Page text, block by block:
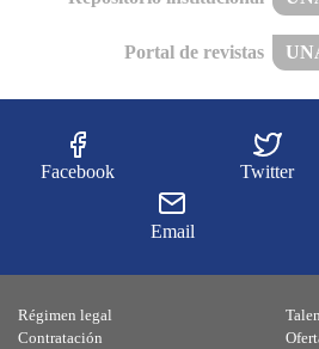
Portal de revistas
Facebook Twitter
Email
Régimen legal
Contratación